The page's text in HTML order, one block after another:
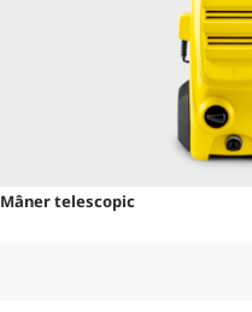
Mâner telescopic